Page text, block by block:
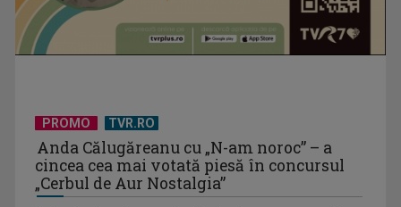
PROMO TVR.RO
Anda Călugăreanu cu „N-am noroc” – a
cincea cea mai votată piesă în concursul
„Cerbul de Aur Nostalgia”